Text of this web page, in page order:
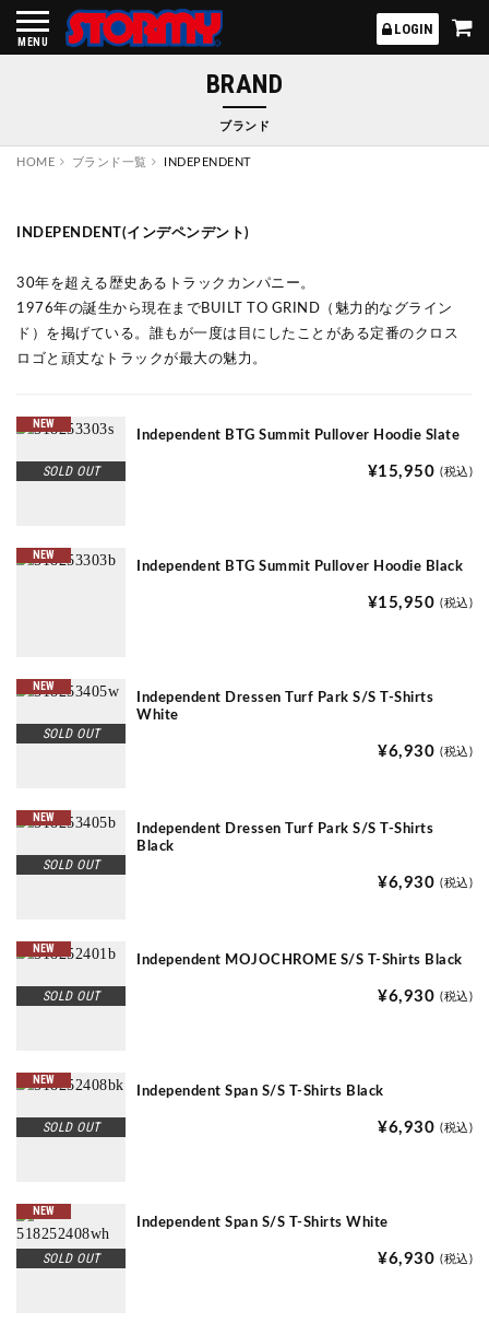
MENU
LOGIN
BRAND
ブランド
HOME ブランド一覧 INDEPENDENT
INDEPENDENT(インデペンデント)
30年を超える歴史あるトラックカンパニー。
1976年の誕生から現在までBUILT TO GRIND（魅力的なグライン
ド）を掲げている。 誰もが一度は目にしたことがある定番のクロス
ロゴと頑丈なトラックが最大の魅力。
NEW
SOLD OUT
Independent BTG Summit Pullover Hoodie Slate
¥15,950 (税込)
NEW
Independent BTG Summit Pullover Hoodie Black
¥15,950 (税込)
NEW
SOLD OUT
Independent Dressen Turf Park S/S T-Shirts
White
¥6,930 (税込)
NEW
SOLD OUT
Independent Dressen Turf Park S/S T-Shirts
Black
¥6,930 (税込)
NEW
SOLD OUT
Independent MOJOCHROME S/S T-Shirts Black
¥6,930 (税込)
NEW
SOLD OUT
Independent Span S/S T-Shirts Black
¥6,930 (税込)
NEW
SOLD OUT
Independent Span S/S T-Shirts White
¥6,930 (税込)